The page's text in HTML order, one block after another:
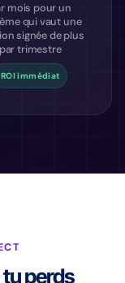
mois pour un
qui vaut une
signée de plus
par trimestre
ROI immédiat
perds